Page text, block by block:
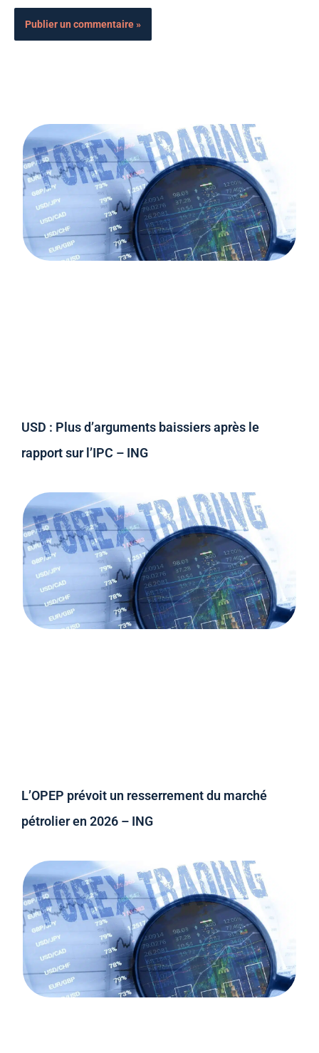
USD : Plus d’arguments baissiers après le
rapport sur l’IPC – ING
L’OPEP prévoit un resserrement du marché
pétrolier en 2026 – ING